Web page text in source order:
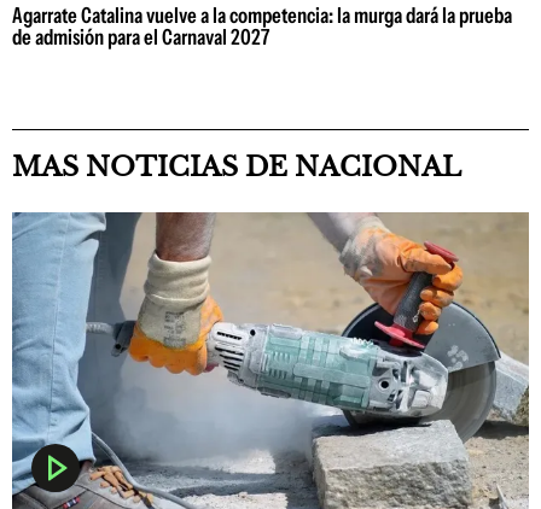
Agarrate Catalina vuelve a la competencia: la murga dará la prueba
de admisión para el Carnaval 2027
MAS NOTICIAS DE NACIONAL